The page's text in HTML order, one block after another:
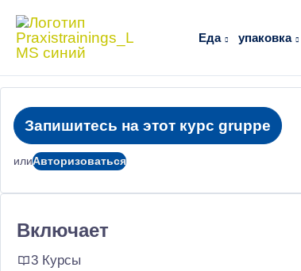
Перейти
Еда упаковка
Запишитесь на этот курс gruppe
илиАвторизоваться
Включает
3 Курсы